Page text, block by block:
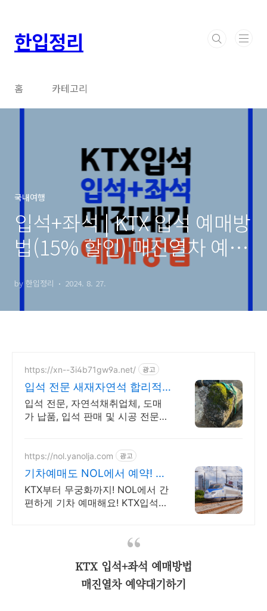
한입정리
홈 카테고리
국내여행
입석+좌석 | KTX 입석 예매방
법(15% 할인) 매진열차 예약
대기 줍줍!
by 한입정리 2024. 8. 27.
https://xn--3i4b71gw9a.net/ 광고
입석 전문 새재자연석 합리적
인 가격으로 전국 납품
입석 전문, 자연석채취업체, 도매
가 납품, 입석 판매 및 시공 전문업
https://nol.yanolja.com 광고
기차예매도 NOL에서 예약! 기
차&숙소 묶음 할인
KTX부터 무궁화까지! NOL에서 간
편하게 기차 예매해요! KTX입석예
KTX 입석+좌석 예매방법
매진열차 예약대기하기